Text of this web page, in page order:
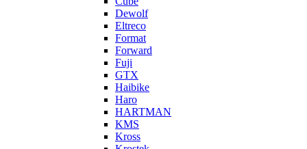
Dewolf
Eltreco
Format
Forward
Fuji
GTX
Haibike
Haro
HARTMAN
KMS
Kross